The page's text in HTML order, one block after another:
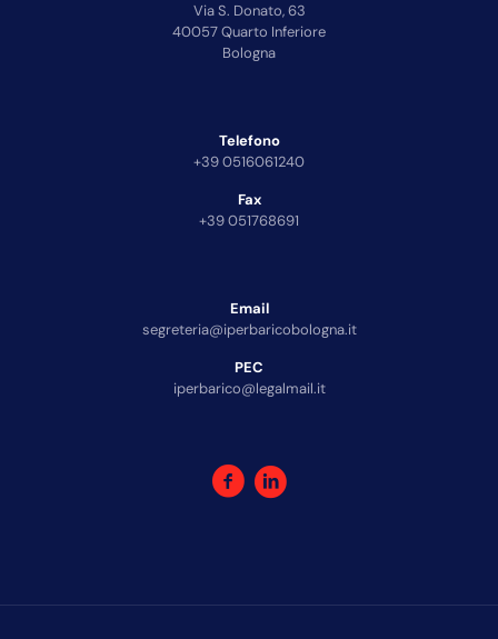
Via S. Donato, 63
40057 Quarto Inferiore
Bologna
Telefono
+39 0516061240
Fax
+39 051768691
Email
segreteria@iperbaricobologna.it
PEC
iperbarico@legalmail.it